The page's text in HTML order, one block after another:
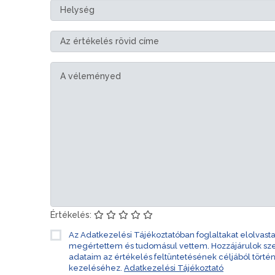
Értékelés:
Az Adatkezelési Tájékoztatóban foglaltakat
megértettem és tudomásul vettem. Hozzájárulok
adataim az értékelés feltüntetésének céljából
kezeléséhez. Adatkezelési Tájékoztató